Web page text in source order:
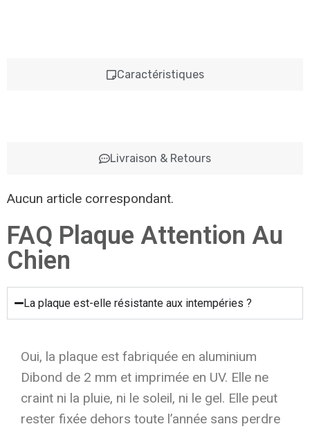
Caractéristiques
Livraison & Retours
Aucun article correspondant.
FAQ Plaque Attention Au
Chien
La plaque est-elle résistante aux intempéries ?
Oui, la plaque est fabriquée en aluminium
Dibond de 2 mm et imprimée en UV. Elle ne
craint ni la pluie, ni le soleil, ni le gel. Elle peut
rester fixée dehors toute l’année sans perdre